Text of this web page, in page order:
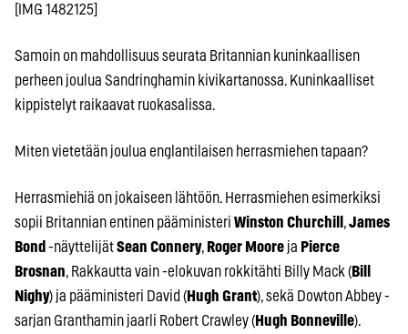
[IMG 1482125]
Samoin on mahdollisuus seurata Britannian kuninkaallisen
perheen joulua Sandringhamin kivikartanossa. Kuninkaalliset
kippistelyt raikaavat ruokasalissa.
Miten vietetään joulua englantilaisen herrasmiehen tapaan?
Herrasmiehiä on jokaiseen lähtöön. Herrasmiehen esimerkiksi
sopii Britannian entinen pääministeri Winston Churchill ,James
Bond -näyttelijätSean Connery, Roger Moore ja Pierce
Brosnan, Rakkautta vain -elokuvan rokkitähti Billy Mack (Bill
Nighy) ja pääministeri David (Hugh Grant), sekä Dowton Abbey -
sarjan Granthamin jaarli Robert Crawley (Hugh Bonneville).